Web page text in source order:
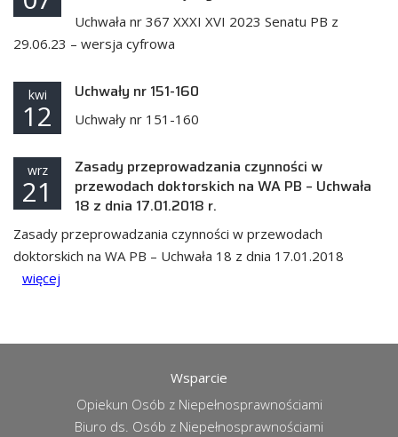
Uchwała nr 367 XXXI XVI 2023 Senatu PB z
29.06.23 – wersja cyfrowa
kwi
12
Uchwały nr 151-160
Uchwały nr 151-160
wrz
21
Zasady przeprowadzania czynności w
przewodach doktorskich na WA PB – Uchwała
18 z dnia 17.01.2018 r.
Zasady przeprowadzania czynności w przewodach
doktorskich na WA PB – Uchwała 18 z dnia 17.01.2018
więcej
Wsparcie
Opiekun Osób z Niepełnosprawnościami
Biuro ds. Osób z Niepełnosprawnościami